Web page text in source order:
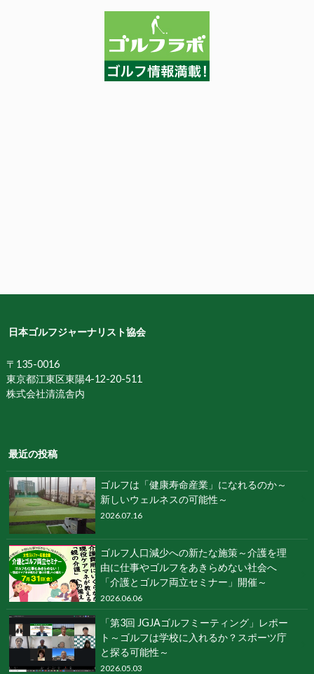
日本ゴルフジャーナリスト協会
〒135-0016
東京都江東区東陽4-12-20-511
株式会社清流舎内
最近の投稿
ゴルフは「健康寿命産業」になれるのか～
新しいウェルネスの可能性～
2026.07.16
ゴルフ人口減少への新たな施策～介護を理
由に仕事やゴルフをあきらめない社会へ
「介護とゴルフ両立セミナー」開催～
2026.06.06
「第3回 JGJAゴルフミーティング」レポー
ト～ゴルフは学校に入れるか？スポーツ庁
と探る可能性～
2026.05.03